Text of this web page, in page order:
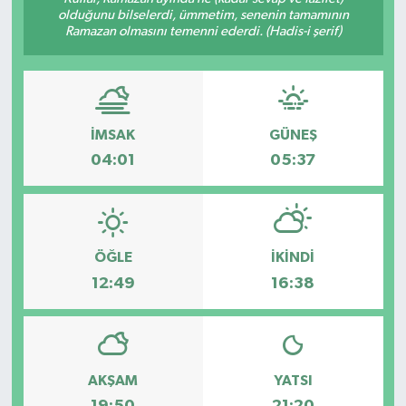
olduğunu bilselerdi, ümmetim, senenin tamamının
Ramazan olmasını temenni ederdi. (Hadis-i şerif)
İMSAK
04:01
GÜNEŞ
05:37
ÖĞLE
12:49
İKINDI
16:38
AKŞAM YATSI